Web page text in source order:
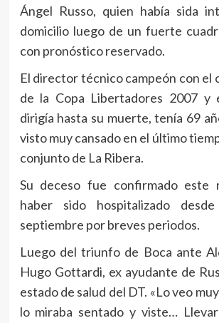
Ángel Russo, quien había sida
domicilio luego de un fuerte
con pronóstico reservado.
El director técnico campeón con el
de la Copa Libertadores 2007 y
dirigía hasta su muerte, tenía 69
visto muy cansado en el último
conjunto de La Ribera.
Su deceso fue confirmado este
haber sido hospitalizado
septiembre por breves periodos.
Luego del triunfo de Boca ante
Hugo Gottardi, ex ayudante de
estado de salud del DT. «Lo veo
lo miraba sentado y viste…